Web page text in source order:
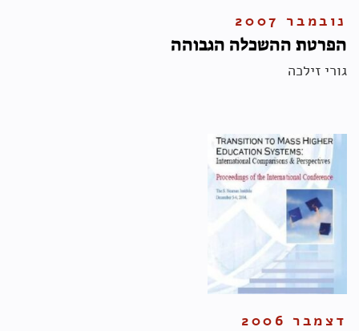
נובמבר 2007
הפרטת ההשכלה הגבוהה
גורי זילכה
דצמבר 2006